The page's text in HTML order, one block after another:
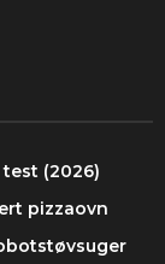
(2026)
pizzaovn